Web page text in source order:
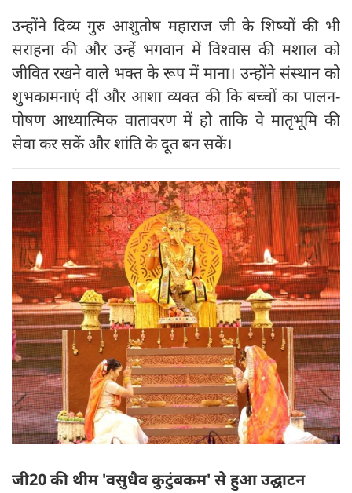
उन्होंने दिव्य गुरु आशुतोष महाराज जी के शिष्यों की भी
सराहना की और उन्हें भगवान में विश्वास की मशाल को
जीवित रखने वाले भक्त के रूप में माना। उन्होंने संस्थान को
शुभकामनाएं दीं और आशा व्यक्त की कि बच्चों का पालन-
पोषण आध्यात्मिक वातावरण में हो ताकि वे मातृभूमि की
सेवा कर सकें और शांति के दूत बन सकें।
जी20 की थीम 'वसुधैव कुटुंबकम' से हुआ उद्घाटन